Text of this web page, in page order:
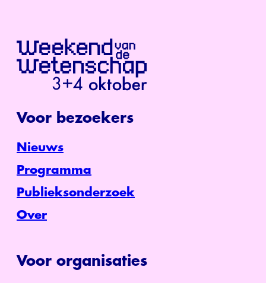
Voor bezoekers
Nieuws
Programma
Publieksonderzoek
Over
Voor organisaties